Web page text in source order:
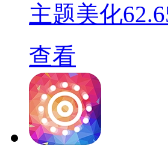
主题美化
查看